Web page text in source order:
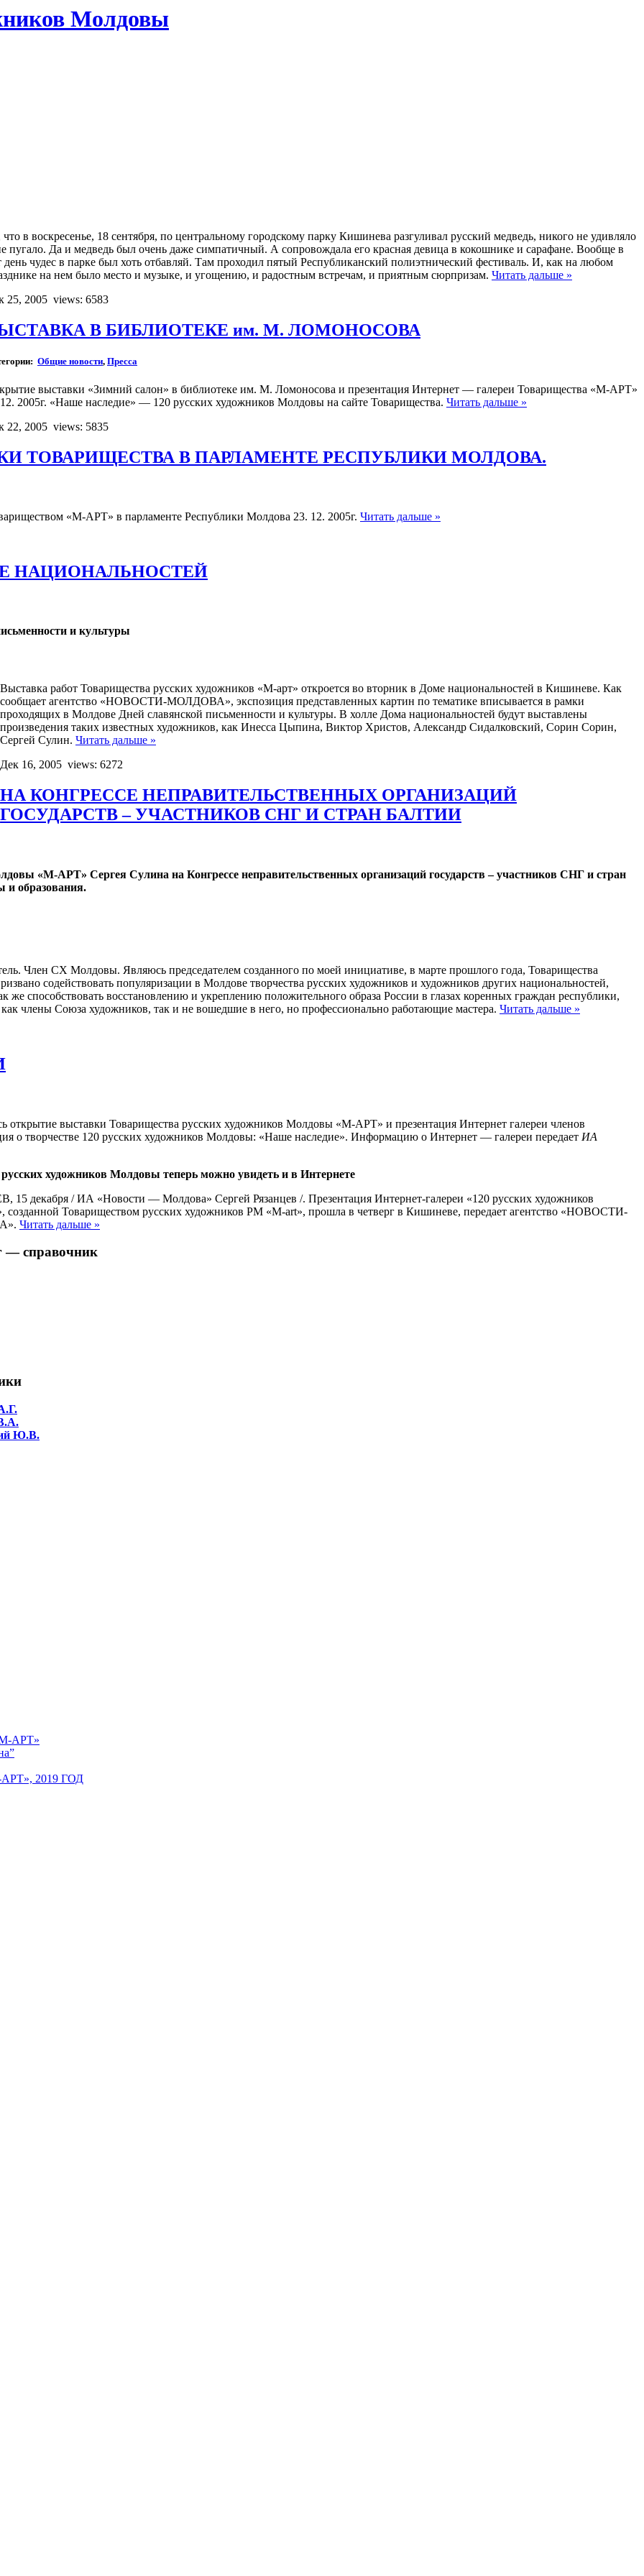
Молдовы
что в воскресенье, 18 сентября, по центральному городскому парку Кишинева разгуливал русский медведь, никого не удивляло
пугало. Да и медведь был очень даже симпатичный. А сопровождала его красная девица в кокошнике и сарафане. Вообще в
день чудес в парке был хоть отбавляй. Там проходил пятый Республиканский полиэтнический фестиваль. И, как на любом
на нем было место и музыке, и угощению, и радостным встречам, и приятным сюрпризам. Читать дальше »
25, 2005 views: 6583
В БИБЛИОТЕКЕ им. М. ЛОМОНОСОВА
Общие новости, Пресса
выставки «Зимний сaлон» в библиотеке им. М. Ломоносова и презентация Интернет — галереи Товарищества «М-АРТ»
2005г. «Наше наследие» — 120 русских художников Молдовы на сайте Товарищества. Читать дальше »
22, 2005 views: 5835
ТОВАРИЩЕСТВА В ПАРЛАМЕНТЕ РЕСПУБЛИКИ МОЛДОВА.
«М-АРТ» в парламенте Республики Молдова 23. 12. 2005г. Читать дальше »
НАЦИОНАЛЬНОСТЕЙ
и культуры
Выставка работ Товарищества русских художников «М-арт» откроется во вторник в Доме национальностей в Кишиневе. Как
сообщает агентство «НОВОСТИ-МОЛДОВА», экспозиция представленных картин по тематике вписывается в рамки
проходящих в Молдове Дней славянской письменности и культуры. В холле Дома национальностей будут выставлены
произведения таких известных художников, как Инесса Цыпина, Виктор Христов, Александр Сидалковский, Сорин Сорин,
Сергей Сулин. Читать дальше »
Дек 16, 2005 views: 6272
НА КОНГРЕССЕ НЕПРАВИТЕЛЬСТВЕННЫХ ОРГАНИЗАЦИЙ
ГОСУДАРСТВ – УЧАСТНИКОВ СНГ И СТРАН БАЛТИИ
«М-АРТ» Сергея Сулина на Конгрессе неправительственных организаций государств – участников СНГ и стран
и образования.
Член СХ Молдовы. Являюсь председателем созданного по моей инициативе, в марте прошлого года, Товарищества
содействовать популяризации в Молдове творчества русских художников и художников других национальностей,
же способствовать восстановлению и укреплению положительного образа России в глазах коренных граждан республики,
члены Союза художников, так и не вошедшие в него, но профессионально работающие мастера. Читать дальше »
открытие выставки Товарищества русских художников Молдовы «М-АРТ» и презентация Интернет галереи членов
о творчестве 120 русских художников Молдовы: «Наше наследие». Информацию о Интернет — галереи передает ИА
художников Молдовы теперь можно увидеть и в Интернете
декабря / ИА «Новости — Молдова» Сергей Рязанцев /. Презентация Интернет-галереи «120 русских художников
созданной Товариществом русских художников РМ «M-art», прошла в четверг в Кишиневе, передает агентство «НОВОСТИ-
Читать дальше »
— справочник
Ю.В.
АРТ»
2019 ГОД